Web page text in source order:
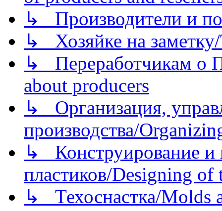
↳ Производители и
↳ Хозяйке на
↳ Переработчикам о
about producers
↳ Организация,
производства/
↳ Конструирование и
пластиков/Designing of
↳ Техоснастка/Molds